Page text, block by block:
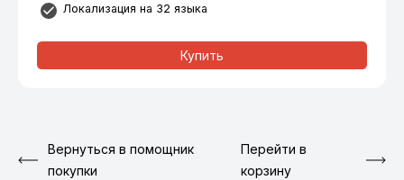
Локализация на 32 языка
Купить
Вернуться в помощник
покупки
Перейти в
корзину